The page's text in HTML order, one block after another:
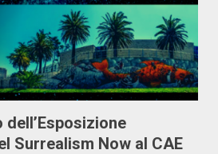
dell’Esposizione
Surrealism Now al CAE